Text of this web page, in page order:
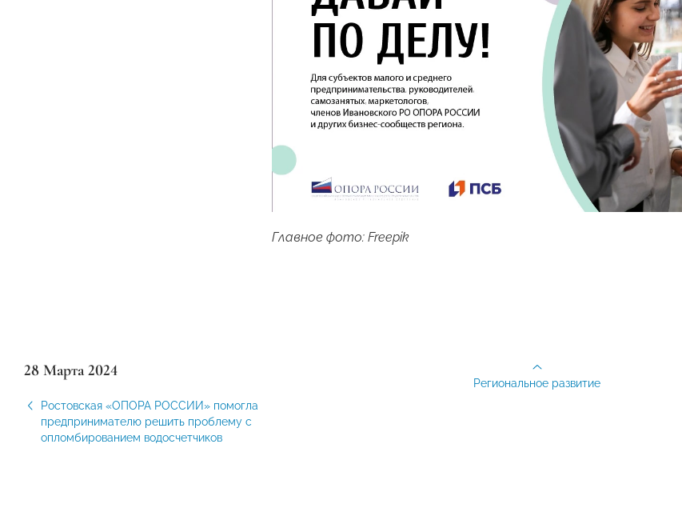
Главное фото: Freepik
28 Марта 2024
Ростовская «ОПОРА РОССИИ» помогла
предпринимателю решить проблему с
опломбированием водосчетчиков
Региональное развитие